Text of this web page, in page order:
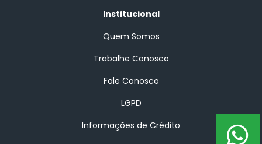
Institucional
Quem Somos
Trabalhe Conosco
Fale Conosco
LGPD
Informações de Crédito